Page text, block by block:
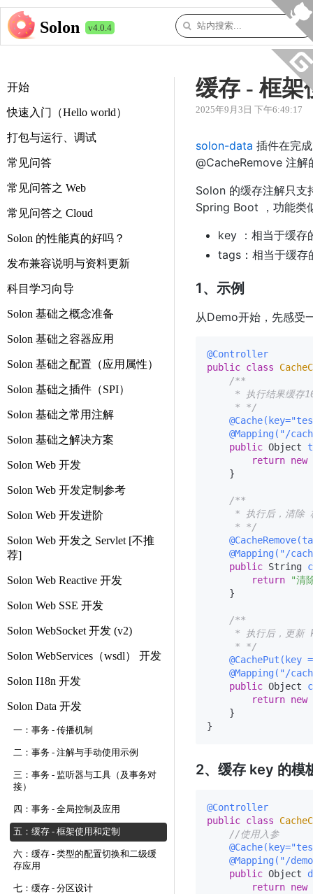
Solon v4.0.4
开始
快速入门（Hello world）
打包与运行、调试
常见问答
常见问答之 Web
常见问答之 Cloud
Solon 的性能真的好吗？
发布兼容说明与资料更新
科目学习向导
Solon 基础之概念准备
Solon 基础之容器应用
Solon 基础之配置（应用属性）
Solon 基础之插件（SPI）
Solon 基础之常用注解
Solon 基础之解决方案
Solon Web 开发
Solon Web 开发定制参考
Solon Web 开发进阶
Solon Web 开发之 Servlet [不推
荐]
Solon Web Reactive 开发
Solon Web SSE 开发
Solon WebSocket 开发 (v2)
Solon WebServices（wsdl） 开发
Solon I18n 开发
Solon Data 开发
一：事务 - 传播机制
二：事务 - 注解与手动使用示例
三：事务 - 监听器与工具（及事务对
接）
四：事务 - 全局控制及应用
五：缓存 - 框架使用和定制
六：缓存 - 类型的配置切换和二级缓
存应用
七：缓存 - 分区设计
缓存 - 框架
2025年9月3日 下午6:49:17
solon-data 插件在完
@CacheRemove 注解
Solon 的缓存注解只
Spring Boot ，功能类
key ：相当于缓存
tags：相当于缓存
1、示例
从Demo开始，先感受
@Controller
public class
/**
* 执行结果缓存
     * */
@Mapping("/
public Object
return new
    }
/**
* 执行后，清除
     * */
@Mapping("/
public String
return
"清
    }
/**
* 执行后，更新
     * */
@Mapping("/
public Object
return new
    }
2、缓存 key 的模
@Controller
public class
//使用入参
@Mapping("/
public Object
return new